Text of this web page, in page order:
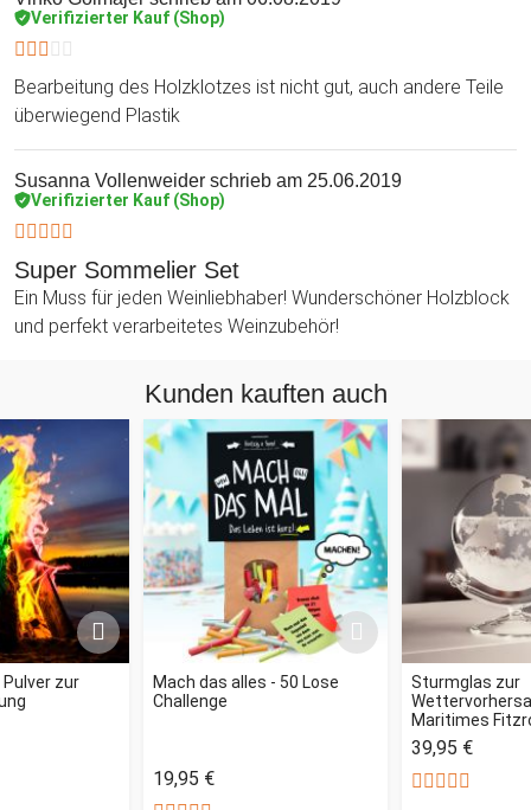
Verifizierter Kauf (Shop)
Bearbeitung des Holzklotzes ist nicht gut, auch andere Teile
überwiegend Plastik
Susanna Vollenweider schrieb am 25.06.2019
Verifizierter Kauf (Shop)
Super Sommelier Set
Ein Muss für jeden Weinliebhaber! Wunderschöner Holzblock
und perfekt verarbeitetes Weinzubehör!
Kunden kauften auch
zur
Mach das alles - 50 Lose
Challenge
19,95 €
Sturmglas zur
Maritimes
39,95 €